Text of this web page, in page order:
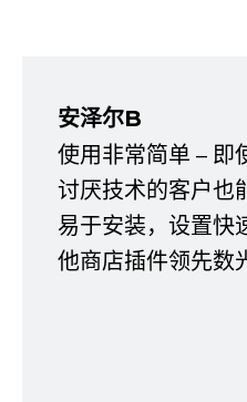
安泽尔B
使用非常简单 – 即
讨厌技术的客户也
易于安装，设置快
他商店插件领先数